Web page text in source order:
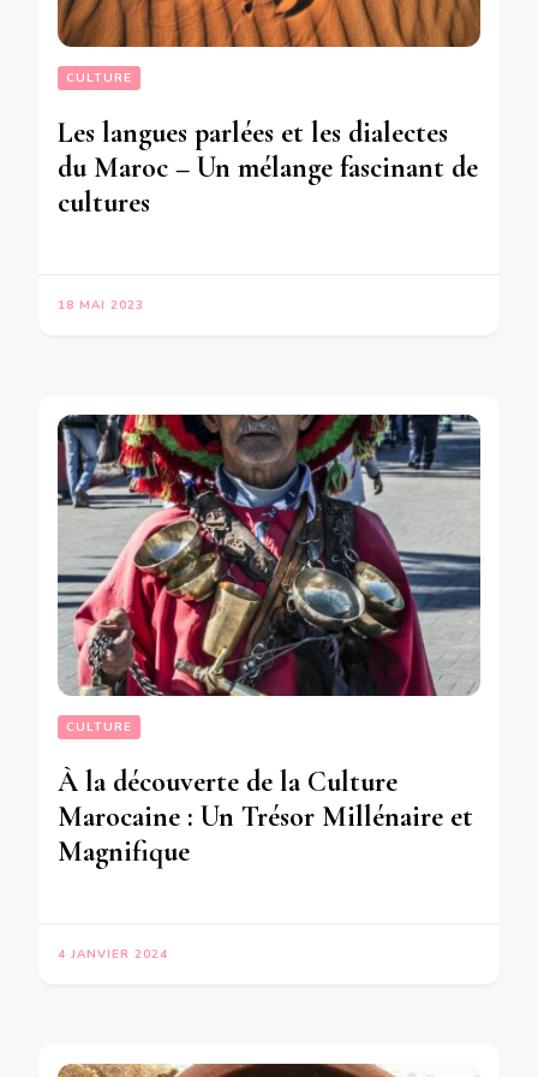
CULTURE
Les langues parlées et les dialectes
du Maroc – Un mélange fascinant de
cultures
18 MAI 2023
CULTURE
À la découverte de la Culture
Marocaine : Un Trésor Millénaire et
Magnifique
4 JANVIER 2024